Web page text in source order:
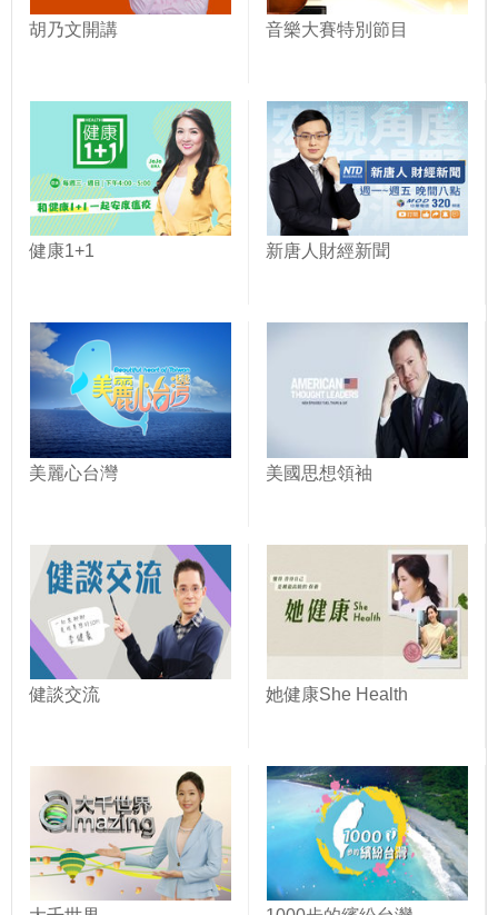
胡乃文開講 音樂大賽特別節目
健康1+1 新唐人財經新聞
美麗心台灣 美國思想領袖
健談交流 她健康She Health